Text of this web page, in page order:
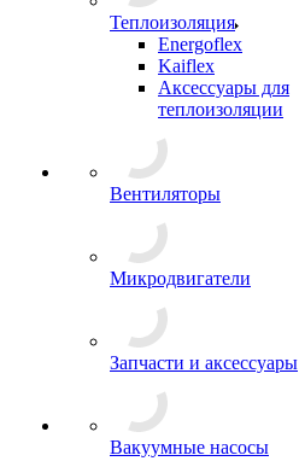
Теплоизоляция
Energoflex
Kaiflex
Аксессуары для
теплоизоляции
Вентиляторы
Микродвигатели
Запчасти и аксессуары
Вакуумные насосы